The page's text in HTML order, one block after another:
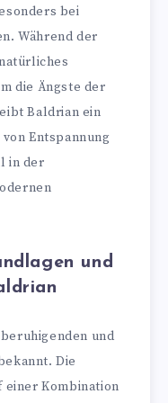
bei
Während der
die Ängste der
Baldrian ein
Entspannung
in der
und
und
Die
Kombination